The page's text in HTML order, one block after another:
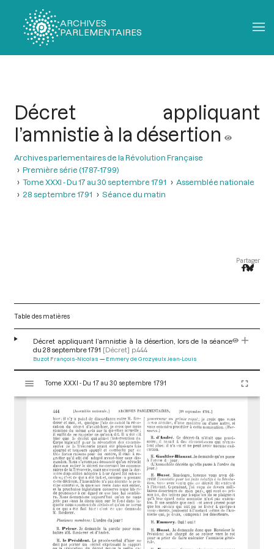
ARCHIVES
PARLEMENTAIRES
Décret appliquant
l’amnistie à la désertion
Archives parlementaires de la Révolution Française
Première série (1787-1799)
Tome XXXI - Du 17 au 30 septembre 1791
Assemblée nationale
28 septembre 1791
Séance du matin
Partager
Table des matières
Décret appliquant l’amnistie à la désertion, lors de la séance
du 28 septembre 1791 [Décret] p.444
Buzot François-Nicolas Emmery de Grozyeulx Jean-Louis
s
Tome XXXI - Du 17 au 30 septembre 1791